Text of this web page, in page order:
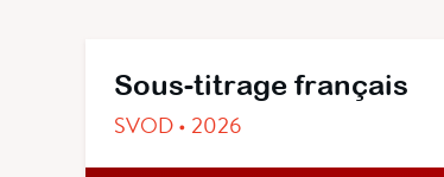
Sous-titrage français
SVOD • 2026